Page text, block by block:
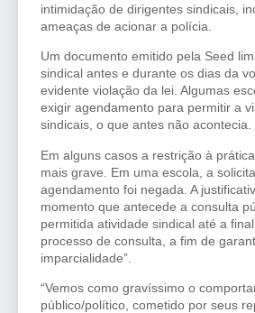
intimidação de dirigentes sindicais,
ameaças de acionar a polícia.
Um documento emitido pela Seed
sindical antes e durante os dias da
evidente violação da lei. Algumas
exigir agendamento para permitir a
sindicais, o que antes não acontecia.
Em alguns casos a restrição à
mais grave. Em uma escola, a
agendamento foi negada. A
momento que antecede a consulta
permitida atividade sindical até a
processo de consulta, a fim de
imparcialidade”.
“Vemos como gravíssimo o
público/político, cometido por seus